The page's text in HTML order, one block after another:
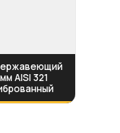
AISI 321